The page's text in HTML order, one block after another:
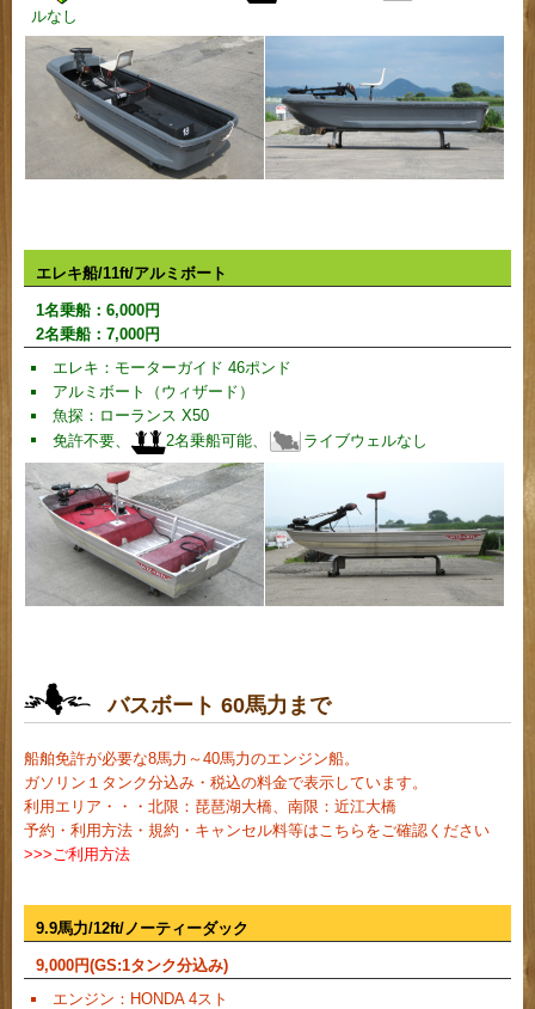
ルなし
エレキ船/11ft/アルミボート
1名乗船： 6,000円
2名乗船： 7,000円
エレキ：モーターガイド 46ポンド
アルミボート（ウィザード）
魚探：ローランス X50
免許不要、
2名乗船可能、 ライブウェルなし
バスボート 60馬力まで
船舶免許が必要な8馬力～40馬力のエンジン船。
ガソリン１タンク分込み・税込の料金で表示しています。
利用エリア・・・北限：琵琶湖大橋、南限：近江大橋
予約・利用方法・規約・キャンセル料等はこちらをご確認ください
>>>ご利用方法
9.9馬力/12ft/ノーティーダック
9,000円(GS:1タンク分込み)
エンジン：HONDA 4スト